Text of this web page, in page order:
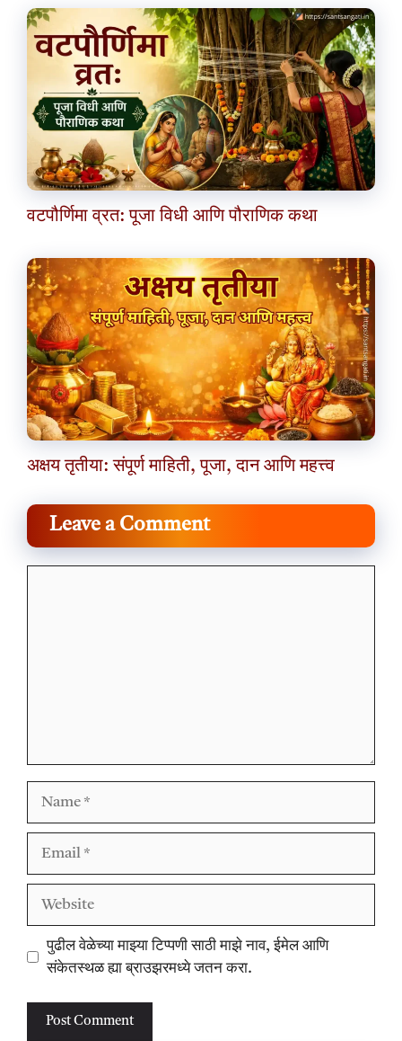
वटपौर्णिमा व्रत: पूजा विधी आणि पौराणिक कथा
अक्षय तृतीया: संपूर्ण माहिती, पूजा, दान आणि महत्त्व
Leave a Comment
पुढील वेळेच्या माझ्या टिप्पणी साठी माझे नाव, ईमेल आणि
संकेतस्थळ ह्या ब्राउझरमध्ये जतन करा.